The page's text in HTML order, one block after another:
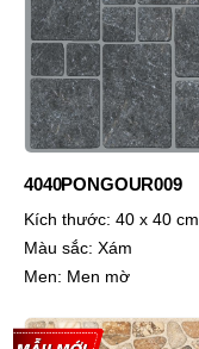
4040PONGOUR009
Kích thước: 40 x 40 cm
Màu sắc: Xám
Men: Men mờ